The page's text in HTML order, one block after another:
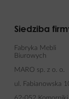
Siedziba
Fabryka Mebli
Biurowych
MARO sp. z o. o.
ul. Fabianowska